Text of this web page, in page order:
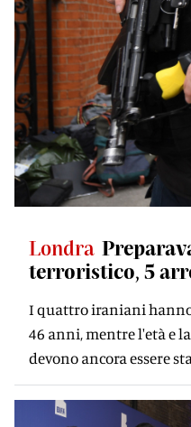
Londra
terroristico, 5
I quattro iraniani hanno
46 anni, mentre l'età e
devono ancora essere